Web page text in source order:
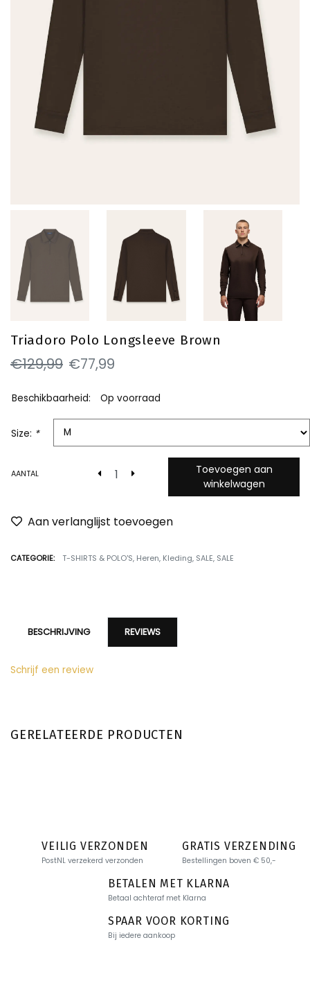
Triadoro Polo Longsleeve Brown
€129,99 €77,99
Beschikbaarheid: Op voorraad
Size: *
AANTAL
Toevoegen aan
winkelwagen
Aan verlanglijst toevoegen
CATEGORIE: T-SHIRTS & POLO'S, Heren, Kleding, SALE, SALE
BESCHRIJVING REVIEWS
Schrijf een review
GERELATEERDE PRODUCTEN
VEILIG VERZONDEN
PostNL verzekerd verzonden
GRATIS VERZENDING
Bestellingen boven € 50,-
BETALEN MET KLARNA
Betaal achteraf met Klarna
SPAAR VOOR KORTING
Bij iedere aankoop